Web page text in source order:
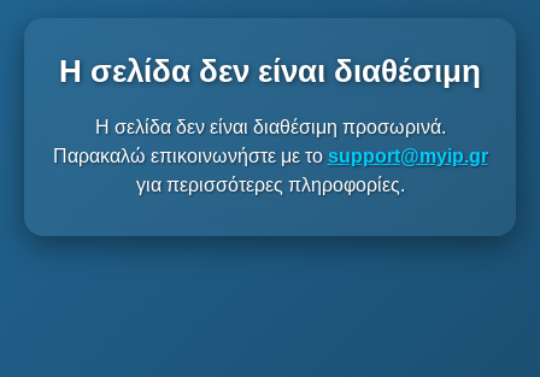
Η σελίδα δεν είναι διαθέσιμη
Η σελίδα δεν είναι διαθέσιμη προσωρινά.
Παρακαλώ επικοινωνήστε με το support@myip.gr
για περισσότερες πληροφορίες.